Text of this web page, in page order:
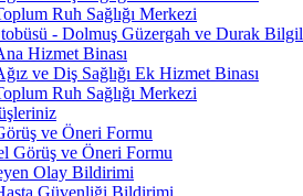
Ruh Sağlığı Merkezi
- Dolmuş Güzergah ve Durak
Hizmet Binası
ve Diş Sağlığı Ek Hizmet Binası
Ruh Sağlığı Merkezi
ve Öneri Formu
Görüş ve Öneri Formu
Olay Bildirimi
Güvenliği Bildirimi